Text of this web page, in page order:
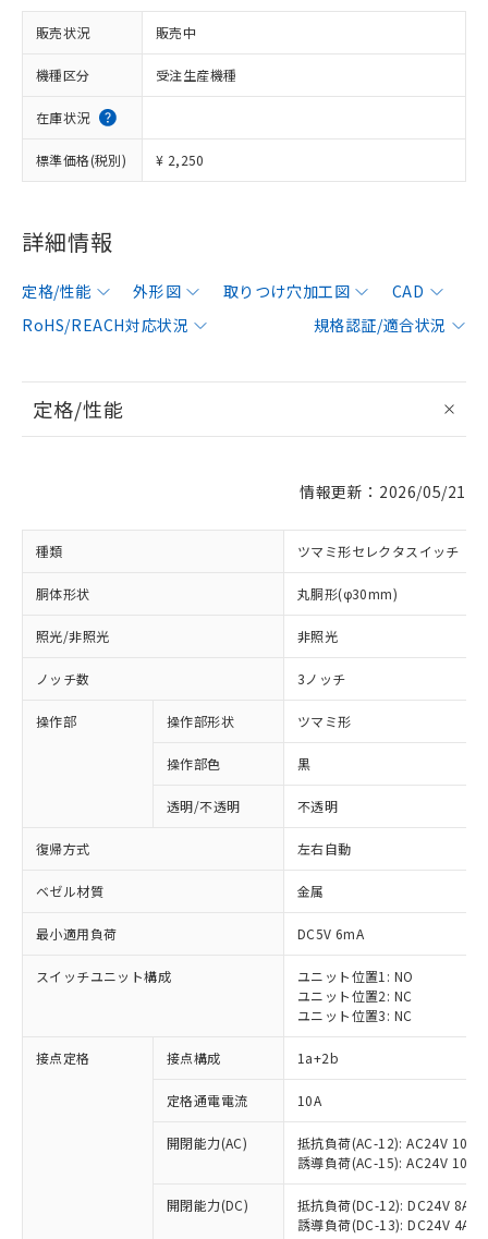
販売状況 販売中
機種区分 受注生産機種
在庫状況
標準価格(税別) ¥ 2,250
詳細情報
定格/性能 外形図 取りつけ穴加工図
CAD
RoHS/REACH対応状況
規格認証/適合状況
定格/性能
情報更新：2026/05/21
種類 ツマミ形セレクタスイッチ
胴体形状 丸胴形(φ30mm)
照光/非照光 非照光
ノッチ数 3ノッチ
操作部 操作部形状 ツマミ形
操作部色 黒
透明/不透明 不透明
復帰方式 左右自動
ベゼル材質 金属
最小適用負荷 DC5V 6mA
スイッチユニット構成
ユニット位置1: NO
ユニット位置2: NC
ユニット位置3: NC
接点定格 接点構成 1a+2b
定格通電電流 10A
開閉能力(AC)
抵抗負荷(AC-12): AC24V 10A/
誘導負荷(AC-15): AC24V
開閉能力(DC)
抵抗負荷(DC-12): DC24V 8A/
誘導負荷(DC-13): DC24V 4A/
ご利用条件
対応済み：EU RoHS指令（10物質）の
非含有に対応した製品が提供可能な商品で
有に対応した製品に切り替える予定のある